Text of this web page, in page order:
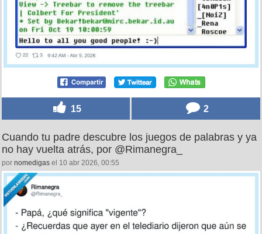
15 2
Cuando tu padre descubre los juegos de palabras y ya
no hay vuelta atrás, por @Rimanegra_
por nomedigas el 10 abr 2026, 00:55